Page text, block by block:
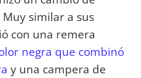
similar a sus
con una remera
negra que combinó
y una campera de